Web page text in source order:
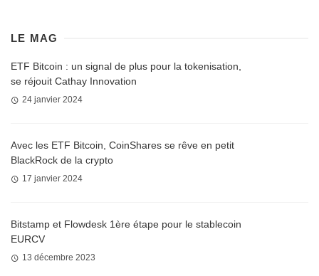
LE MAG
ETF Bitcoin : un signal de plus pour la tokenisation,
se réjouit Cathay Innovation
24 janvier 2024
Avec les ETF Bitcoin, CoinShares se rêve en petit
BlackRock de la crypto
17 janvier 2024
Bitstamp et Flowdesk 1ère étape pour le stablecoin
EURCV
13 décembre 2023